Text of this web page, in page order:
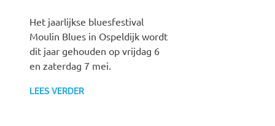
Het jaarlijkse bluesfestival
Moulin Blues in Ospeldijk wordt
dit jaar gehouden op vrijdag 6
en zaterdag 7 mei.
LEES VERDER